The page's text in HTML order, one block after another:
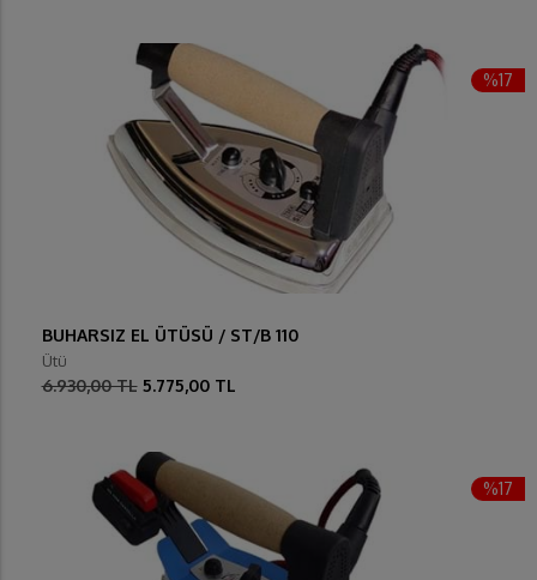
%17
BUHARSIZ EL ÜTÜSÜ / ST/B 110
Ütü
6.930,00 TL 5.775,00 TL
%17